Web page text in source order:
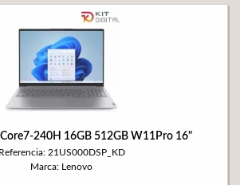
Core7-240H 16GB 512GB W11Pro 16"
Referencia: 21US000DSP_KD
Marca: Lenovo